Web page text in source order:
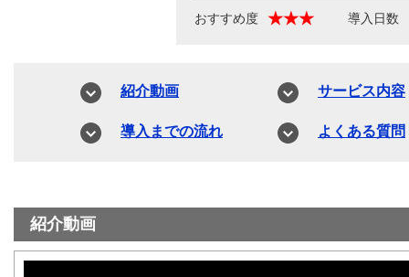
おすすめ度 ★★★ 導入日数
紹介動画 サービス内容
導入までの流れ よくある質問
紹介動画